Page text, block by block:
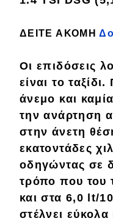
ΚΤΕΟ
Οδική βοήθεια
eDRIVE
DRIVE
ΔΕΙΤΕ ΑΚΟΜΗ
Οιεπιδόσεις
είναι τοταξίδι.
άνεμο και
την ανάρτηση
στην άνετη
εκατοντάδες
οδηγώντας σε
τρόπο που του
και στα 6,0 lt/
στέλνει